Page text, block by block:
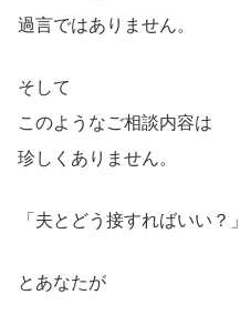
過言ではありません。
そして
このようなご相談内容は
珍しくありません。
「夫とどう接すればいい？」
とあなたが